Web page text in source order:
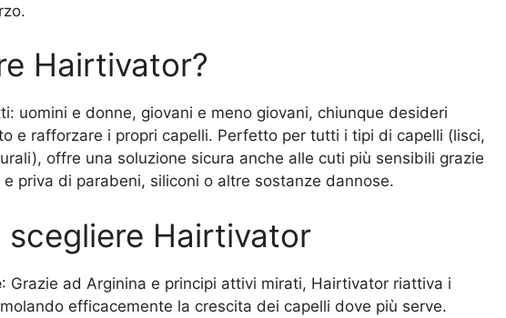
Hairtivator?
uomini e donne, giovani e meno giovani, chiunque desideri
e rafforzare i propri capelli. Perfetto per tutti i tipi di capelli (lisci,
offre una soluzione sicura anche alle cuti più sensibili grazie
priva di parabeni, siliconi o altre sostanze dannose.
scegliere Hairtivator
: Grazie ad Arginina e principi attivi mirati, Hairtivator riattiva i
efficacemente la crescita dei capelli dove più serve.